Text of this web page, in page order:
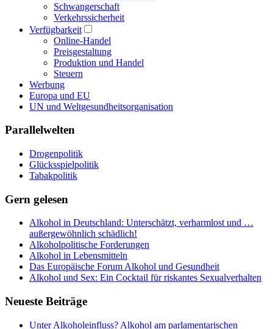
Schwangerschaft
Verkehrssicherheit
Verfügbarkeit
Online-Handel
Preisgestaltung
Produktion und Handel
Steuern
Werbung
Europa und EU
UN und Weltgesundheitsorganisation
Parallelwelten
Drogenpolitik
Glücksspielpolitik
Tabakpolitik
Gern gelesen
Alkohol in Deutschland: Unterschätzt, verharmlost und …
außergewöhnlich schädlich!
Alkoholpolitische Forderungen
Alkohol in Lebensmitteln
Das Europäische Forum Alkohol und Gesundheit
Alkohol und Sex: Ein Cocktail für riskantes Sexualverhalten
Neueste Beiträge
Unter Alkoholeinfluss? Alkohol am parlamentarischen